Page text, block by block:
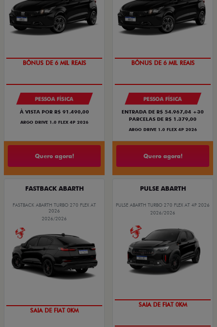
BÔNUS DE 6 MIL REAIS
PESSOA FÍSICA
À VISTA POR R$ 91.490,00
ARGO DRIVE 1.0 FLEX 4P 2026
Quero agora!
BÔNUS DE 6 MIL REAIS
PESSOA FÍSICA
ENTRADA DE R$ 54.967,04 +30
PARCELAS DE R$ 1.379,00
ARGO DRIVE 1.0 FLEX 4P 2026
Quero agora!
FASTBACK ABARTH
FASTBACK ABARTH TURBO 270 FLEX AT
2026
2026/2026
SAIA DE FIAT 0KM
PULSE ABARTH
PULSE ABARTH TURBO 270 FLEX AT 4P 2026
2026/2026
SAIA DE FIAT 0KM